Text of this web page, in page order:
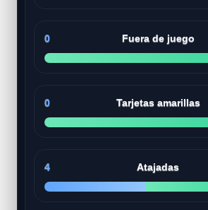
0 Fuera de juego
0 Tarjetas amarillas
4 Atajadas